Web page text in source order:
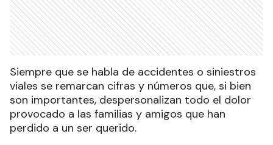
Siempre que se habla de accidentes o siniestros
viales se remarcan cifras y números que, si bien
son importantes, despersonalizan todo el dolor
provocado a las familias y amigos que han
perdido a un ser querido.